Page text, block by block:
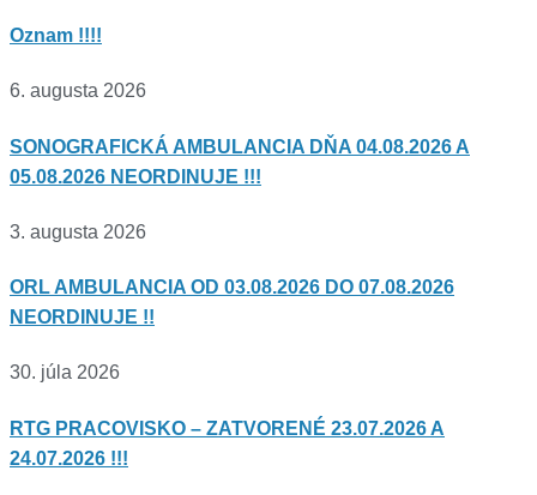
Oznam !!!!
6. augusta 2026
SONOGRAFICKÁ AMBULANCIA DŇA 04.08.2026 A
05.08.2026 NEORDINUJE !!!
3. augusta 2026
ORL AMBULANCIA OD 03.08.2026 DO 07.08.2026
NEORDINUJE !!
30. júla 2026
RTG PRACOVISKO – ZATVORENÉ 23.07.2026 A
24.07.2026 !!!